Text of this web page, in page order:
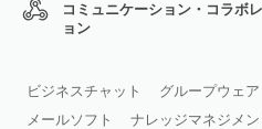
コミュニケーション・コラボ
ョン
ビジネスチャット グループウェア
メールソフト
ナレッジマネジメ